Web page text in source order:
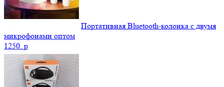
Портативная Bluetooth-колонка c двумя
микрофонами оптом
1250. p